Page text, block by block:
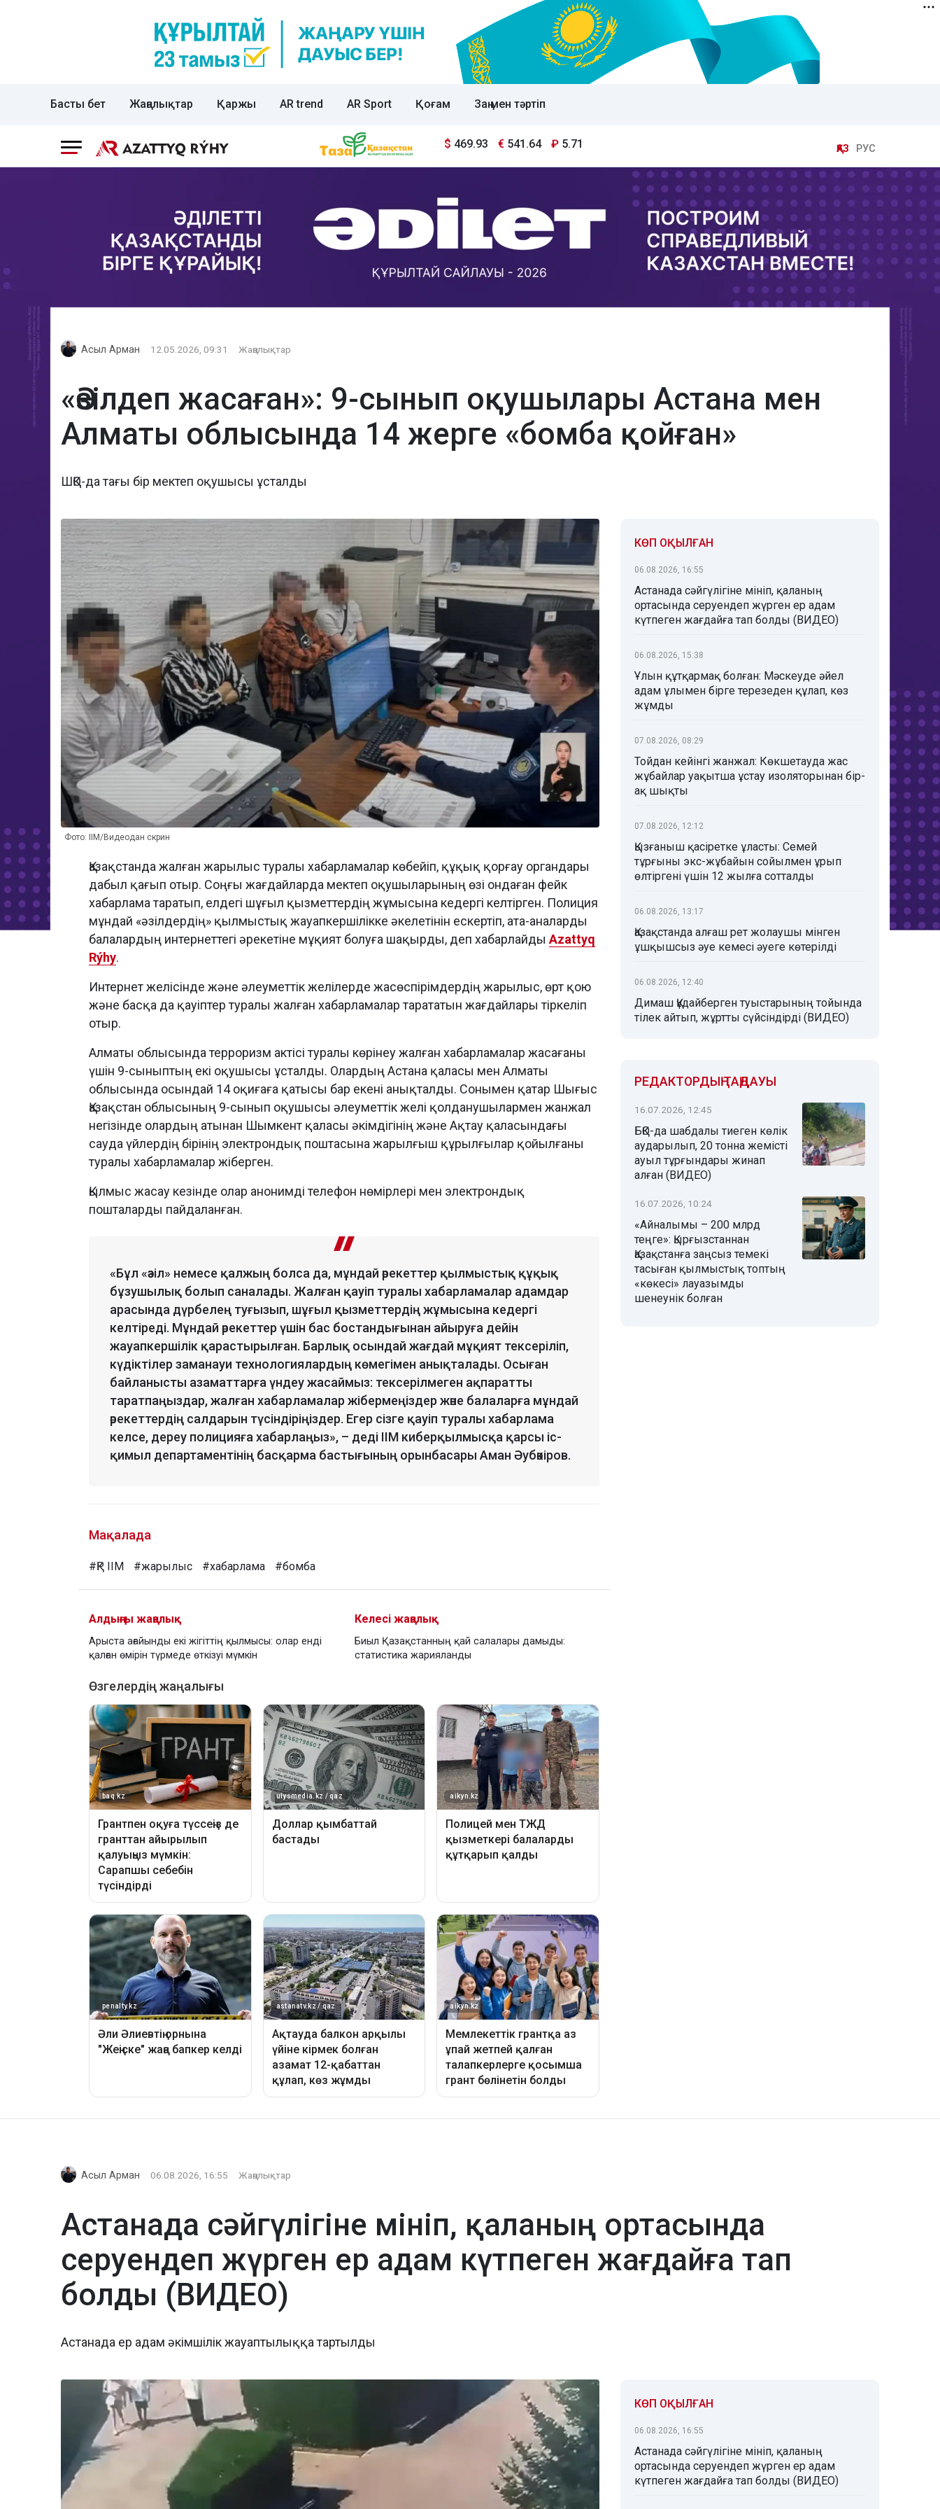
Басты бет Жаңалықтар Қаржы AR trend AR Sport Қоғам Заң мен тәртіп
$ 469.93 € 541.64 ₽ 5.71 ҚАЗ РУС
Асыл Арман 12.05.2026, 09:31 Жаңалықтар
«Әзілдеп жасаған»: 9-сынып оқушылары Астана мен
Алматы облысында 14 жерге «бомба қойған»
ШҚО-да тағы бір мектеп оқушысы ұсталды
Фото: ІІМ/Видеодан скрин
Қазақстанда жалған жарылыс туралы хабарламалар көбейіп, құқық қорғау органдары
дабыл қағып отыр. Соңғы жағдайларда мектеп оқушыларының өзі ондаған фейк
хабарлама таратып, елдегі шұғыл қызметтердің жұмысына кедергі келтірген. Полиция
мұндай «әзілдердің» қылмыстық жауапкершілікке әкелетінін ескертіп, ата-аналарды
балалардың интернеттегі әрекетіне мұқият болуға шақырды, деп хабарлайды Azattyq
Rýhy.
Интернет желісінде және әлеуметтік желілерде жасөспірімдердің жарылыс, өрт қою
және басқа да қауіптер туралы жалған хабарламалар тарататын жағдайлары тіркеліп
отыр.
Алматы облысында терроризм актісі туралы көрінеу жалған хабарламалар жасағаны
үшін 9-сыныптың екі оқушысы ұсталды. Олардың Астана қаласы мен Алматы
облысында осындай 14 оқиғаға қатысы бар екені анықталды. Сонымен қатар Шығыс
Қазақстан облысының 9-сынып оқушысы әлеуметтік желі қолданушылармен жанжал
негізінде олардың атынан Шымкент қаласы әкімдігінің және Ақтау қаласындағы
сауда үйлердің бірінің электрондық поштасына жарылғыш құрылғылар қойылғаны
туралы хабарламалар жіберген.
Қылмыс жасау кезінде олар анонимді телефон нөмірлері мен электрондық
пошталарды пайдаланған.
«Бұл «әзіл» немесе қалжың болса да, мұндай әрекеттер қылмыстық құқық
бұзушылық болып саналады. Жалған қауіп туралы хабарламалар адамдар
арасында дүрбелең туғызып, шұғыл қызметтердің жұмысына кедергі
келтіреді. Мұндай әрекеттер үшін бас бостандығынан айыруға дейін
жауапкершілік қарастырылған. Барлық осындай жағдай мұқият тексеріліп,
күдіктілер заманауи технологиялардың көмегімен анықталады. Осыған
байланысты азаматтарға үндеу жасаймыз: тексерілмеген ақпаратты
таратпаңыздар, жалған хабарламалар жібермеңіздер және балаларға мұндай
әрекеттердің салдарын түсіндіріңіздер. Егер сізге қауіп туралы хабарлама
келсе, дереу полицияға хабарлаңыз», – деді ІІМ киберқылмысқа қарсы іс-
қимыл департаментінің басқарма бастығының орынбасары Аман Әубәкіров.
Мақалада
#ҚР ІІМ #жарылыс #хабарлама #бомба
Алдыңғы жаңалық
Арыста ағайынды екі жігіттің қылмысы: олар енді
қалған өмірін түрмеде өткізуі мүмкін
Келесі жаңалық
Биыл Қазақстанның қай салалары дамыды:
статистика жарияланды
КӨП ОҚЫЛҒАН
06.08.2026, 16:55
Астанада сәйгүлігіне мініп, қаланың
ортасында серуендеп жүрген ер адам
күтпеген жағдайға тап болды (ВИДЕО)
06.08.2026, 15:38
Ұлын құтқармақ болған: Мәскеуде әйел
адам ұлымен бірге терезеден құлап, көз
жұмды
07.08.2026, 08:29
Тойдан кейінгі жанжал: Көкшетауда жас
жұбайлар уақытша ұстау изоляторынан бір-
ақ шықты
07.08.2026, 12:12
Қызғаныш қасіретке ұласты: Семей
тұрғыны экс-жұбайын сойылмен ұрып
өлтіргені үшін 12 жылға сотталды
06.08.2026, 13:17
Қазақстанда алғаш рет жолаушы мінген
ұшқышсыз әуе кемесі әуеге көтерілді
06.08.2026, 12:40
Димаш Құдайберген туыстарының тойында
тілек айтып, жұртты сүйсіндірді (ВИДЕО)
РЕДАКТОРДЫҢ ТАҢДАУЫ
16.07.2026, 12:45
БҚО-да шабдалы тиеген көлік
аударылып, 20 тонна жемісті
ауыл тұрғындары жинап
алған (ВИДЕО)
16.07.2026, 10:24
«Айналымы – 200 млрд
теңге»: Қырғызстаннан
Қазақстанға заңсыз темекі
тасыған қылмыстық топтың
«көкесі» лауазымды
шенеунік болған
Асыл Арман 06.08.2026, 16:55 Жаңалықтар
Астанада сәйгүлігіне мініп, қаланың ортасында
серуендеп жүрген ер адам күтпеген жағдайға тап
болды (ВИДЕО)
Астанада ер адам әкімшілік жауаптылыққа тартылды
КӨП ОҚЫЛҒАН
06.08.2026, 16:55
Астанада сәйгүлігіне мініп, қаланың
ортасында серуендеп жүрген ер адам
күтпеген жағдайға тап болды (ВИДЕО)